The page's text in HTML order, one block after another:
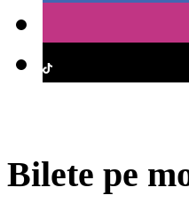
Bilete pe